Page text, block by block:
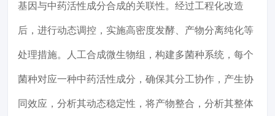
基因与中药活性成分合成的关联性。经过工程化改造
后，进行动态调控，实施高密度发酵、产物分离纯化等
处理措施。人工合成微生物组，构建多菌种系统，每个
菌种对应一种中药活性成分，确保其分工协作，产生协
同效应，分析其动态稳定性，将产物整合，分析其整体